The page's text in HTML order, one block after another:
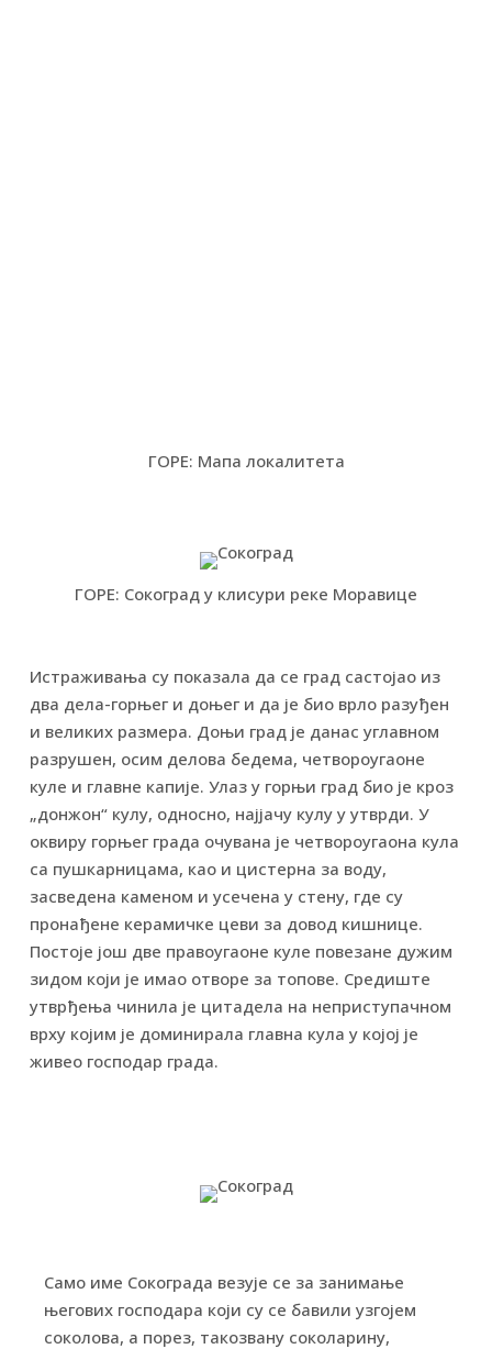
ГОРЕ: Мапа локалитета
ГОРЕ: Сокоград у клисури реке Моравице
Истраживања су показала да се град састојао из
два дела-горњег и доњег и да је био врло разуђен
и великих размера. Доњи град је данас углавном
разрушен, осим делова бедема, четвороугаоне
куле и главне капије. Улаз у горњи град био је кроз
„донжон“ кулу, односно, најјачу кулу у утврди. У
оквиру горњег града очувана је четвороугаона кула
са пушкарницама, као и цистерна за воду,
засведена каменом и усечена у стену, где су
пронађене керамичке цеви за довод кишнице.
Постоје још две правоугаоне куле повезане дужим
зидом који је имао отворе за топове. Средиште
утврђења чинила је цитадела на неприступачном
врху којим је доминирала главна кула у којој је
живео господар града.
Само име Сокограда везује се за занимање
његових господара који су се бавили узгојем
соколова, а порез, такозвану соколарину,